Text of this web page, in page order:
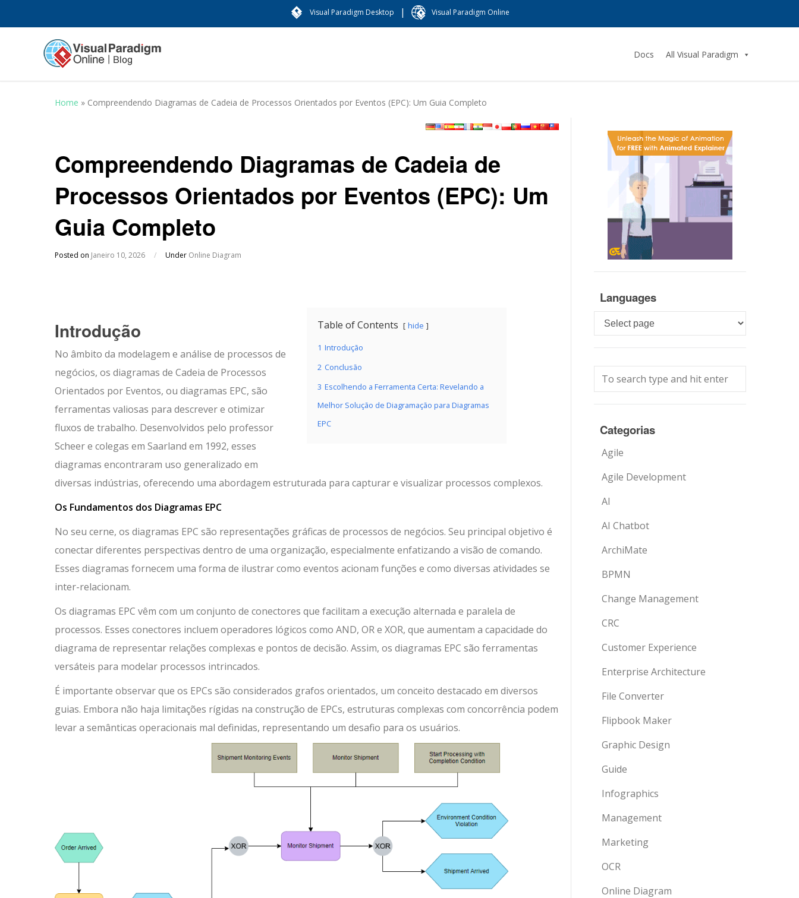
Visual Paradigm Desktop | Visual Paradigm Online
Docs All Visual Paradigm
Home » Compreendendo Diagramas de Cadeia de Processos Orientados por Eventos (EPC): Um Guia Completo
Compreendendo Diagramas de Cadeia de
Processos Orientados por Eventos (EPC): Um
Guia Completo
Posted on Janeiro 10, 2026 / Under Online Diagram
Table of Contents hide
1 Introdução
2 Conclusão
3 Escolhendo a Ferramenta Certa: Revelando a
Melhor Solução de Diagramação para Diagramas
EPC
Introdução
No âmbito da modelagem e análise de processos de
negócios, os diagramas de Cadeia de Processos
Orientados por Eventos, ou diagramas EPC, são
ferramentas valiosas para descrever e otimizar
fluxos de trabalho. Desenvolvidos pelo professor
Scheer e colegas em Saarland em 1992, esses
diagramas encontraram uso generalizado em
diversas indústrias, oferecendo uma abordagem estruturada para capturar e visualizar processos complexos.
Os Fundamentos dos Diagramas EPC
No seu cerne, os diagramas EPC são representações gráficas de processos de negócios. Seu principal objetivo é
conectar diferentes perspectivas dentro de uma organização, especialmente enfatizando a visão de comando.
Esses diagramas fornecem uma forma de ilustrar como eventos acionam funções e como diversas atividades se
inter-relacionam.
Os diagramas EPC vêm com um conjunto de conectores que facilitam a execução alternada e paralela de
processos. Esses conectores incluem operadores lógicos como AND, OR e XOR, que aumentam a capacidade do
diagrama de representar relações complexas e pontos de decisão. Assim, os diagramas EPC são ferramentas
versáteis para modelar processos intrincados.
É importante observar que os EPCs são considerados grafos orientados, um conceito destacado em diversos
guias. Embora não haja limitações rígidas na construção de EPCs, estruturas complexas com concorrência podem
levar a semânticas operacionais mal definidas, representando um desafio para os usuários.
Languages
Languages
Categorias
Agile
Agile Development
AI
AI Chatbot
ArchiMate
BPMN
Change Management
CRC
Customer Experience
Enterprise Architecture
File Converter
Flipbook Maker
Graphic Design
Guide
Infographics
Management
Marketing
OCR
Online Diagram